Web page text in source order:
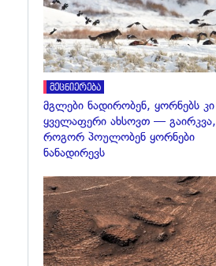
მეცნიერება
მგლები ნადირობენ, ყორნებს კი
ყველაფერი ახსოვთ — გაირკვა,
როგორ პოულობენ ყორნები
ნანადირევს